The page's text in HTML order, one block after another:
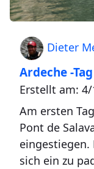
Dieter
Ardeche -
Erstellt am:
Am ersten
Pont de
eingestiegen.
sich ein zu